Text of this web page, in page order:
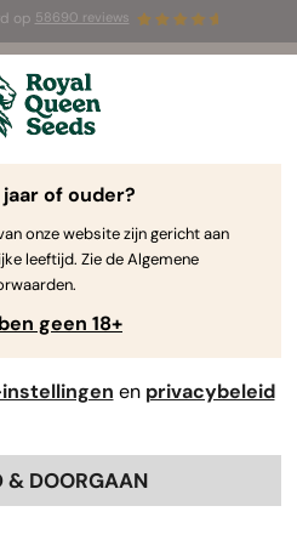
op 58690 reviews
tot wel 50% korting
⏤
Blog
jaar of ouder?
onze website zijn gericht aan
leeftijd. Zie de Algemene
geen 18+
en privacybeleid
& DOORGAAN